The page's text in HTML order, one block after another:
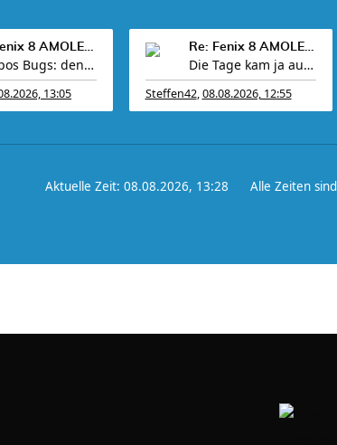
Re: Fenix 8 AMOLED / Fenix 8 SOLAR / Fenix E
Apropos Bugs: den Bug, dass die F8 keine Tracks me
13:05
Re: Fenix 8 AMOLED / Fenix 8 SOLAR / Fenix E
Die Tage kam ja auch der Whoop-Konkurrent &quot;Cirqa&quot;
Steffen42,08.08.2026, 12:55
Alle Zeiten sind
Aktuelle Zeit: 08.08.2026, 13:28